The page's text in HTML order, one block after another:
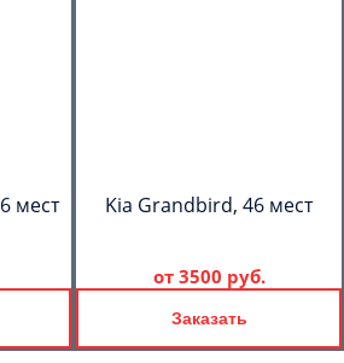
мест Kia Grandbird, 46 мест
от 3500 руб.
Заказать